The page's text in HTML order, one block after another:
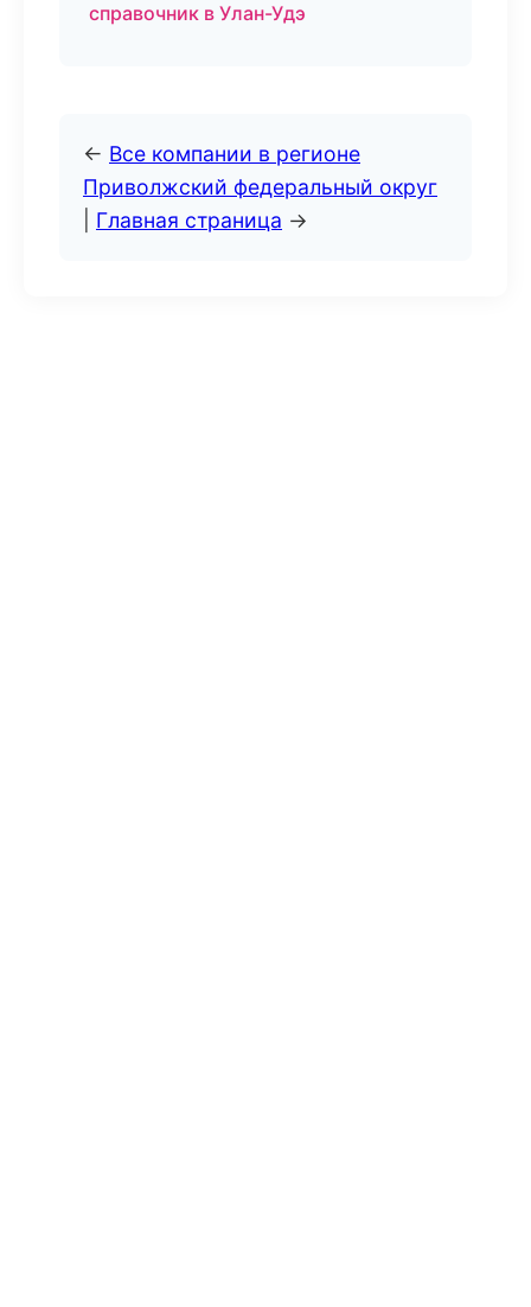
справочник в Улан-Удэ
← Все компании в регионе
Приволжский федеральный округ
Главная страница →